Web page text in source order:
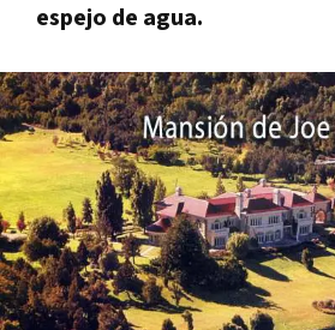
espejo de agua.